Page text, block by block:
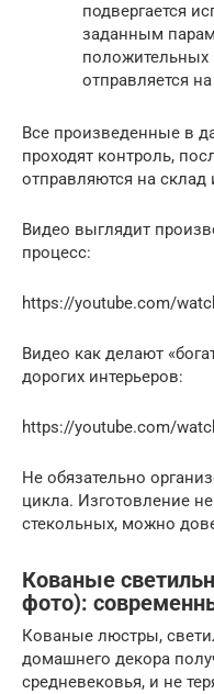
подвергается
заданным
положительных
отправляется
Все произведенные в
проходят контроль,
отправляются на
Видео выглядит
процесс:
https://youtube.com/
Видео как делают
дорогих интерьеров:
https://youtube.com/
Не обязательно
цикла. Изготовление
стекольных, можно
Кованые
фото):
Кованые люстры,
домашнего декора
средневековья, и не